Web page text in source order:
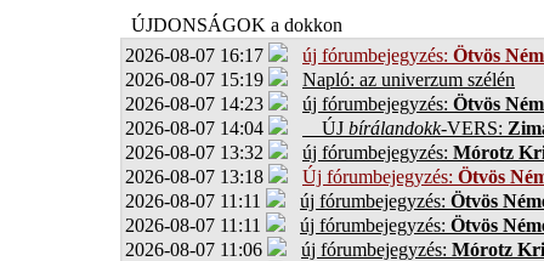
ÚJDONSÁGOK a dokkon
2026-08-07 16:17
új fórumbejegyzés: Ötvös
2026-08-07 15:19
Napló: az univerzum szélén
2026-08-07 14:23
új fórumbejegyzés: Ötvös
2026-08-07 14:04
ÚJ bírálandokk-VERS:
2026-08-07 13:32
új fórumbejegyzés: Mórotz
2026-08-07 13:18
Új fórumbejegyzés: Ötvös
2026-08-07 11:11
új fórumbejegyzés: Ötvös
2026-08-07 11:11
új fórumbejegyzés: Ötvös
2026-08-07 11:06
új fórumbejegyzés: Mórotz